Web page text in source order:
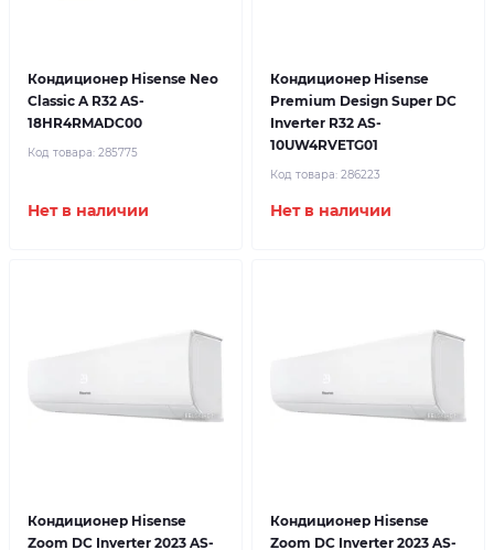
Кондиционер Hisense Neo
Classic A R32 AS-
18HR4RMADC00
Код товара: 285775
Нет в наличии
Кондиционер Hisense
Premium Design Super DC
Inverter R32 AS-
10UW4RVETG01
Код товара: 286223
Нет в наличии
Кондиционер Hisense
Zoom DC Inverter 2023 AS-
Кондиционер Hisense
Zoom DC Inverter 2023 AS-